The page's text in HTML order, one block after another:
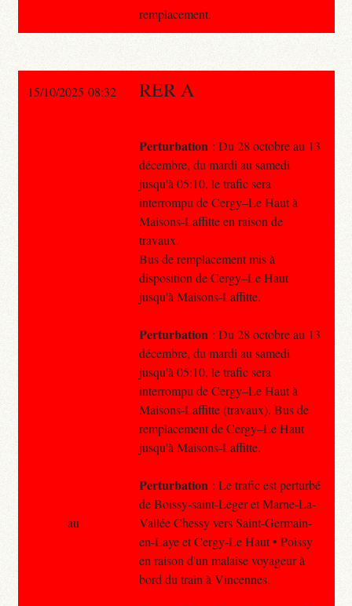
remplacement.
15/10/2025 08:32 RER A
Perturbation : Du 28 octobre au 13
décembre, du mardi au samedi
jusqu'à 05:10, le trafic sera
interrompu de Cergy–Le Haut à
Maisons-Laffitte en raison de
travaux.
Bus de remplacement mis à
disposition de Cergy–Le Haut
jusqu'à Maisons-Laffitte.
Perturbation : Du 28 octobre au 13
décembre, du mardi au samedi
jusqu'à 05:10, le trafic sera
interrompu de Cergy–Le Haut à
Maisons-Laffitte (travaux). Bus de
remplacement de Cergy–Le Haut
jusqu'à Maisons-Laffitte.
Perturbation : Le trafic est perturbé
de Boissy-saint-Léger et Marne-La-
Vallée Chessy vers Saint-Germain-
en-Laye et Cergy-Le Haut • Poissy
en raison d'un malaise voyageur à
bord du train à Vincennes.
au